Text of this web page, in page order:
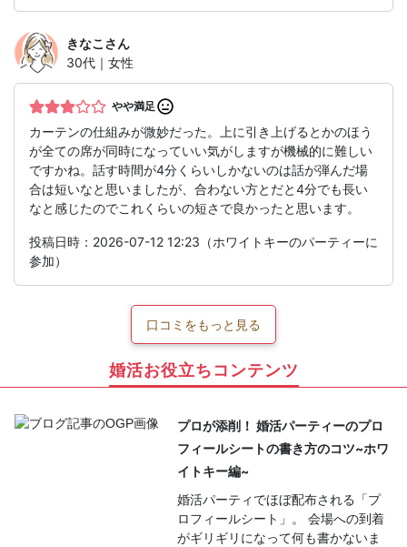
きなこ さん
30代｜女性
やや満足
カーテンの仕組みが微妙だった。上に引き上げるとかのほう
が全ての席が同時になっていい気がしますが機械的に難しい
ですかね。話す時間が4分くらいしかないのは話が弾んだ場
合は短いなと思いましたが、合わない方とだと4分でも長い
なと感じたのでこれくらいの短さで良かったと思います。
投稿日時：2026-07-12 12:23（ホワイトキーのパーティーに
参加）
口コミをもっと見る
婚活お役立ちコンテンツ
プロが添削！ 婚活パーティーのプロ
フィールシートの書き方のコツ~ホワ
イトキー編~
婚活パーティでほぼ配布される「プ
ロフィールシート」。 会場への到着
がギリギリになって何も書かないま